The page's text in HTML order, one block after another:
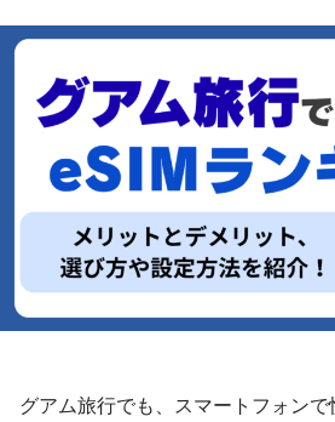
グアム旅行でも、スマートフォン